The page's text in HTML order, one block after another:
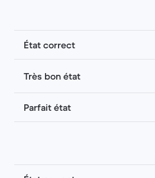
État correct
Très bon état
Parfait état